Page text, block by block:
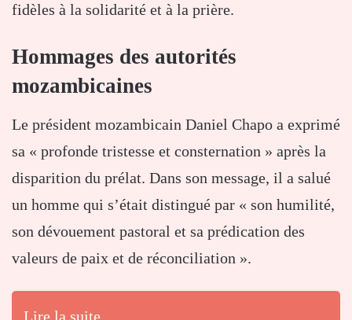
fidèles à la solidarité et à la prière.
Hommages des autorités
mozambicaines
Le président mozambicain Daniel Chapo a exprimé
sa « profonde tristesse et consternation » après la
disparition du prélat. Dans son message, il a salué
un homme qui s’était distingué par « son humilité,
son dévouement pastoral et sa prédication des
valeurs de paix et de réconciliation ».
Lire la suite